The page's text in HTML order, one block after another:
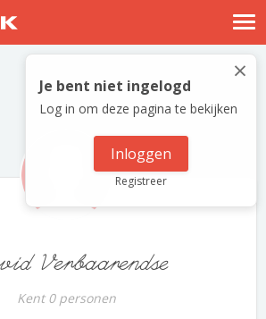
Nostalgische verhalen
Log in
Meld je gratis aan
×
Je bent niet ingelogd
Log in om deze pagina te bekijken
Inloggen
Registreer
Verbaarendse
Kent 0 personen